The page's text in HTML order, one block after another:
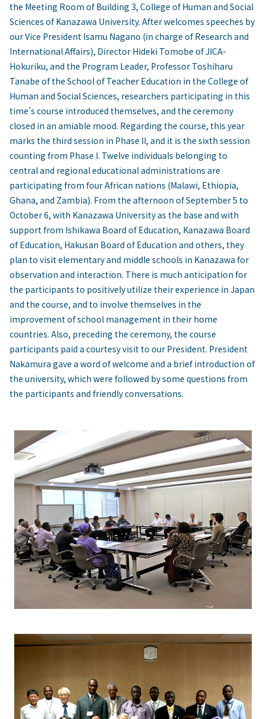
the Meeting Room of Building 3, College of Human and Social
Sciences of Kanazawa University. After welcomes speeches by
our Vice President Isamu Nagano (in charge of Research and
International Affairs), Director Hideki Tomobe of JICA-
Hokuriku, and the Program Leader, Professor Toshiharu
Tanabe of the School of Teacher Education in the College of
Human and Social Sciences, researchers participating in this
time’s course introduced themselves, and the ceremony
closed in an amiable mood. Regarding the course, this year
marks the third session in Phase II, and it is the sixth session
counting from Phase I. Twelve individuals belonging to
central and regional educational administrations are
participating from four African nations (Malawi, Ethiopia,
Ghana, and Zambia). From the afternoon of September 5 to
October 6, with Kanazawa University as the base and with
support from Ishikawa Board of Education, Kanazawa Board
of Education, Hakusan Board of Education and others, they
plan to visit elementary and middle schools in Kanazawa for
observation and interaction. There is much anticipation for
the participants to positively utilize their experience in Japan
and the course, and to involve themselves in the
improvement of school management in their home
countries. Also, preceding the ceremony, the course
participants paid a courtesy visit to our President. President
Nakamura gave a word of welcome and a brief introduction of
the university, which were followed by some questions from
the participants and friendly conversations.